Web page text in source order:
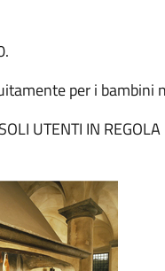
per i bambini
UTENTI IN